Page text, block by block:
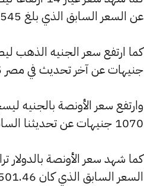
عن السعر السابق الذي بلغ 4545 جنيهًا للبيع و4500 جنيهًا للشراء.
جنيهات عن آخر تحديث في مصر 365.
1070 جنيهات عن تحديثنا السابق لعيار الأونصة بالجنيه.
السعر السابق الذي كان 4501.46 جنيهًا للبيع و0 جنيهًا للشراء.